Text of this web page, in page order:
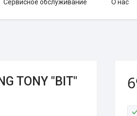
Сервисное обслуживание О нас
TONY "BIT"